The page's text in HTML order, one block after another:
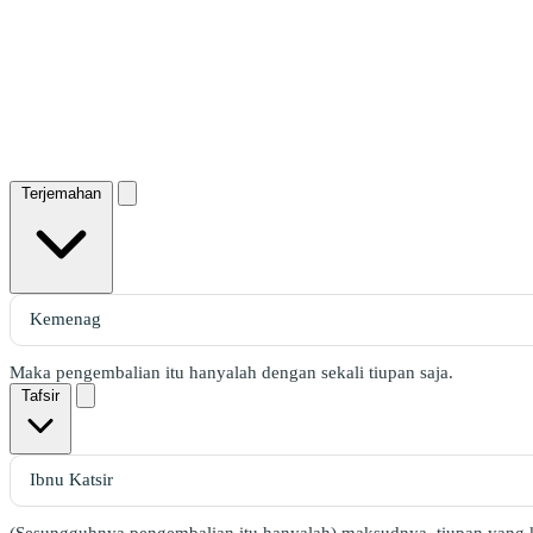
Terjemahan
Maka pengembalian itu hanyalah dengan sekali tiupan saja.
Tafsir